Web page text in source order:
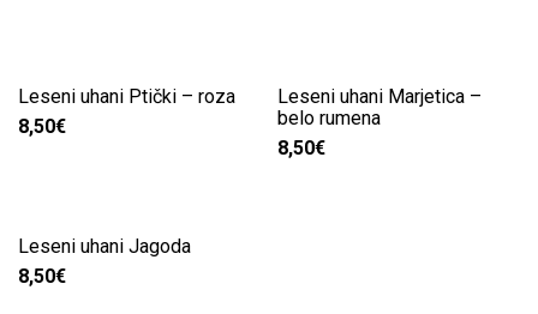
Leseni uhani Ptički – roza
8,50€
Leseni uhani Marjetica –
belo rumena
8,50€
Leseni uhani Jagoda
8,50€